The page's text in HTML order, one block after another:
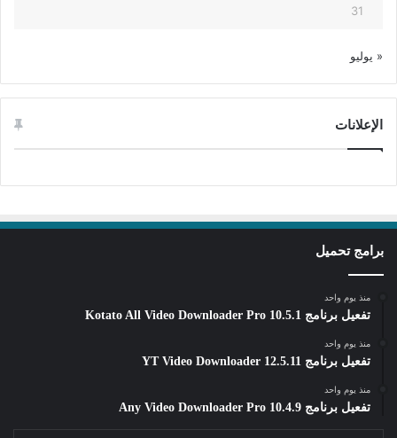
31
« يوليو
الإعلانات
برامج تحميل
منذ يوم واحد
تفعيل برنامج Kotato All Video Downloader Pro 10.5.1
منذ يوم واحد
تفعيل برنامج YT Video Downloader 12.5.11
منذ يوم واحد
تفعيل برنامج Any Video Downloader Pro 10.4.9